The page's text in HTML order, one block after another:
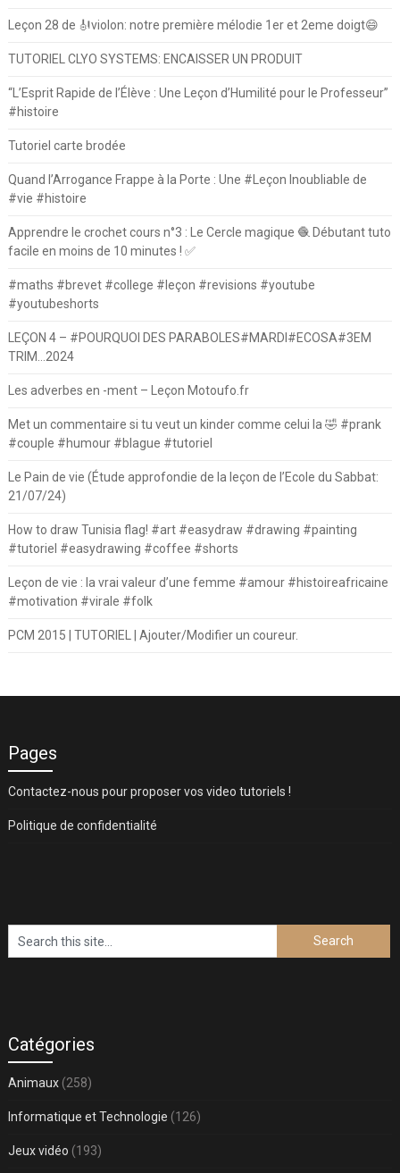
Leçon 28 de 🎻violon: notre première mélodie 1er et 2eme doigt😄
TUTORIEL CLYO SYSTEMS: ENCAISSER UN PRODUIT
“L’Esprit Rapide de l’Élève : Une Leçon d’Humilité pour le Professeur”
#histoire
Tutoriel carte brodée
Quand l’Arrogance Frappe à la Porte : Une #Leçon Inoubliable de
#vie #histoire
Apprendre le crochet cours n°3 : Le Cercle magique 🧶 Débutant tuto
facile en moins de 10 minutes ! ✅
#maths #brevet #college #leçon #revisions #youtube
#youtubeshorts
LEÇON 4 – #POURQUOI DES PARABOLES#MARDI#ECOSA#3EM
TRIM…2024
Les adverbes en -ment – Leçon Motoufo.fr
Met un commentaire si tu veut un kinder comme celui la 🤣 #prank
#couple #humour #blague #tutoriel
Le Pain de vie (Étude approfondie de la leçon de l’Ecole du Sabbat:
21/07/24)
How to draw Tunisia flag! #art #easydraw #drawing #painting
#tutoriel #easydrawing #coffee #shorts
Leçon de vie : la vrai valeur d’une femme #amour #histoireafricaine
#motivation #virale #folk
PCM 2015 | TUTORIEL | Ajouter/Modifier un coureur.
Pages
Contactez-nous pour proposer vos video tutoriels !
Politique de confidentialité
Catégories
Animaux(258)
Informatique et Technologie (126)
Jeux vidéo (193)